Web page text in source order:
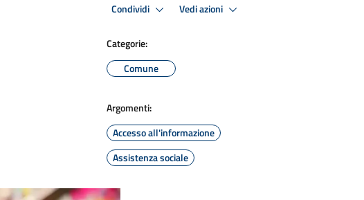
Condividi Vedi azioni
Categorie:
Comune
Argomenti:
Accesso all'informazione
Assistenza sociale